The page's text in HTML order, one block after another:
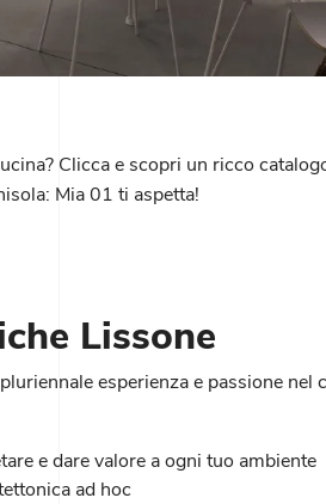
Clicca e scopri un ricco
Mia 01 ti aspetta!
Lissone
esperienza e passione nel
e dare valore a ogni tuo ambiente
ad hoc